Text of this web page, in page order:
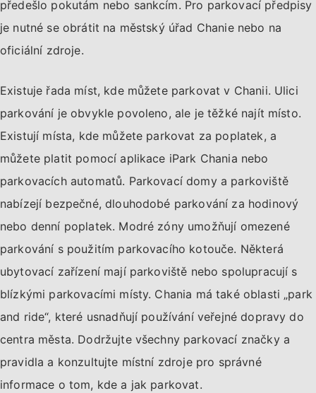
předešlo pokutám nebo sankcím. Pro parkovací předpisy
je nutné se obrátit na městský úřad Chanie nebo na
oficiální zdroje.
Existuje řada míst, kde můžete parkovat v Chanii. Ulici
parkování je obvykle povoleno, ale je těžké najít místo.
Existují místa, kde můžete parkovat za poplatek, a
můžete platit pomocí aplikace iPark Chania nebo
parkovacích automatů. Parkovací domy a parkoviště
nabízejí bezpečné, dlouhodobé parkování za hodinový
nebo denní poplatek. Modré zóny umožňují omezené
parkování s použitím parkovacího kotouče. Některá
ubytovací zařízení mají parkoviště nebo spolupracují s
blízkými parkovacími místy. Chania má také oblasti „park
and ride“, které usnadňují používání veřejné dopravy do
centra města. Dodržujte všechny parkovací značky a
pravidla a konzultujte místní zdroje pro správné
informace o tom, kde a jak parkovat.